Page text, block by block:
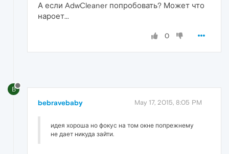
А если AdwCleaner попробовать? Может что
нароет...
0
B
bebravebaby May 17, 2015, 8:05 PM
идея хороша но фокус на том окне попрежнему
не дает никуда зайти.